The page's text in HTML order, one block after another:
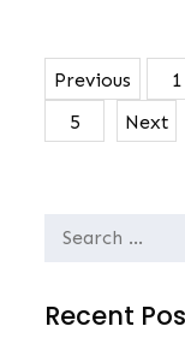
Posts
Previous 1
5
Next
Search
Recent